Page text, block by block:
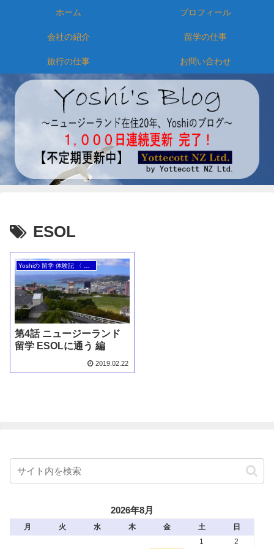
ホーム プロフィール
会社の紹介 留学の仕事
旅行の仕事 お問い合わせ
ESOL
第4話 ニュージーランド
留学 ESOLに通う 編
2019.02.22
2026年8月
月 火 水 木 金 土
日
1
2